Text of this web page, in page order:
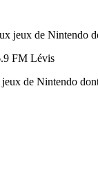
FM Lévis
de Nintendo